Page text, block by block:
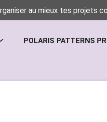
au mieux tes projets
POLARIS PATTERNS